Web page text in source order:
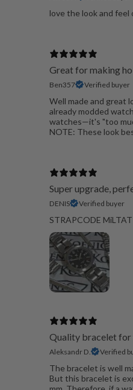
love the look and
Great for making
Ben357 Verified buyer
Well made and great
already modded
watches—it's "too
NOTE: These look
Super upgrade,
DENIS Verified buyer
STRAPCODE
Quality bracelet for
Aleksandr D. Verified
The bracelet is well
But this bracelet is